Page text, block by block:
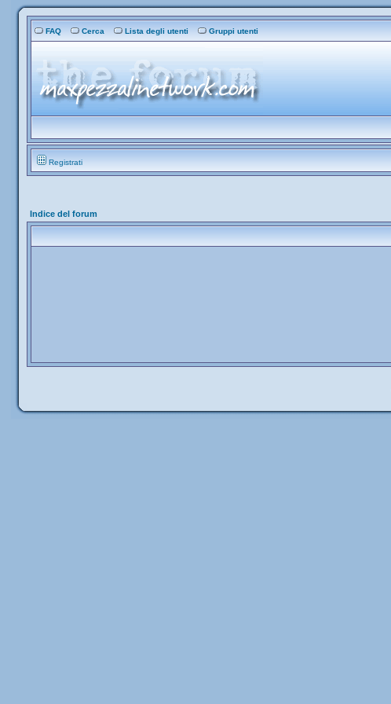
FAQ Cerca Lista degli utenti Gruppi utenti
Registrati
Indice del forum